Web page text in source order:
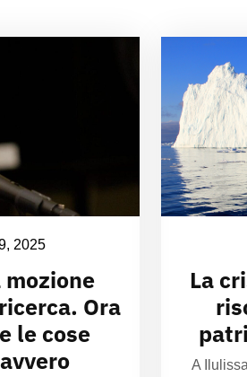
2025
Ora
le cose
La
A